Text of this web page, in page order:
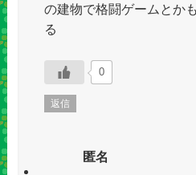
の建物で格闘ゲームとか
る
0
返信
匿名